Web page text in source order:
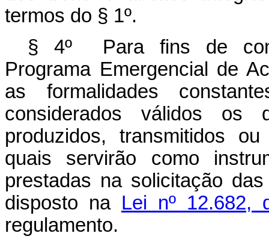
termos do § 1º.
§ 4º Para fins de
Programa Emergencial de
as formalidades
considerados válidos os
produzidos, transmitidos
quais servirão como
prestadas na solicitação
disposto na Lei nº 12.682,
regulamento.